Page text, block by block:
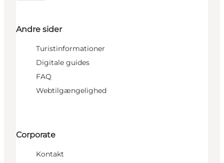
Andre sider
Turistinformationer
Digitale guides
FAQ
Webtilgængelighed
Corporate
Kontakt